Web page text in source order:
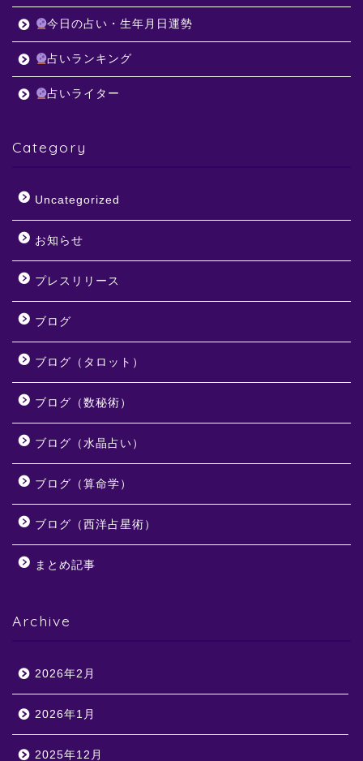
今日の占い・生年月日運勢
占いランキング
占いライター
Category
Uncategorized
お知らせ
プレスリリース
ブログ
ブログ（タロット）
ブログ（数秘術）
ブログ（水晶占い）
ブログ（算命学）
ブログ（西洋占星術）
まとめ記事
Archive
2026年2月
2026年1月
2025年12月